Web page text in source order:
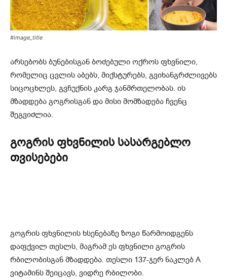
#image_title
არსებობს ბუნებისგან ბოძებული ოქროს ფხვნილი,
რომელიც ცვლის აბებს, მიქსტურებს, გვიხანგრძლივებს
სიცოცხლეს, გვჩუქნის კარგ ჯანმრთელობას. ის
მზადდება გოგრისგან და მისი მომზადება ჩვენც
შეგვიძლია.
გოგრის ფხვნილის სასარგებლო
თვისებები
გოგრის ფხვნილის ხსენებაზე ზოგი წარმოიდგენს
დაფქვილ თესლს, მაგრამ ეს ფხვნილი გოგრის
რბილობისგან მზადდება. თესლი 137-ჯერ ნაკლებ A
ვიტამინს შეიცავს, ვიდრე რბილობი.